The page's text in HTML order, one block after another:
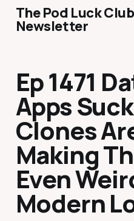
The Pod Luck
Newsletter
Ep 1471
Apps
Clones
Making
Even
Modern